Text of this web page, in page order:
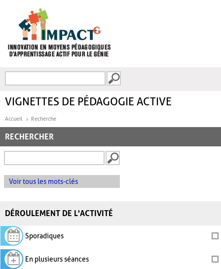
FORMULAIRE DE
VIGNETTES DE PÉDAGOGIE ACTIVE
Accueil Recherche
RECHERCHER
Voir tous les mots-clés
DÉROULEMENT DE L'ACTIVITÉ
Sporadiques
En plusieurs séances